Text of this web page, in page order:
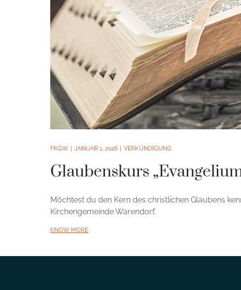
FKGW JANUAR 1, 2026 VERKÜNDIGUNG
Glaubenskurs
Möchtest du den Kern des christlichen Glaubens
Kirchengemeinde Warendorf.
KNOW MORE